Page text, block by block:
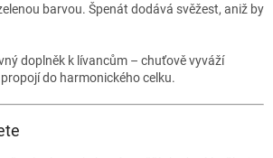
barvou. Špenát dodává svěžest, aniž by
doplněk k lívancům – chuťově vyváží
do harmonického celku.